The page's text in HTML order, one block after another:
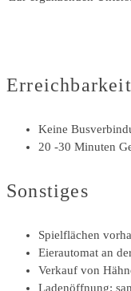
Keine
20 -30 Minuten
Sonstiges
Spielflächen
Eierautomat an
Verkauf von
Ladenöffnung: